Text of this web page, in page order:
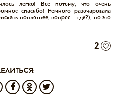
легко! Все потому, что очень
спасибо! Немного разочаровала
поплотнее, вопрос - где?), но это
2